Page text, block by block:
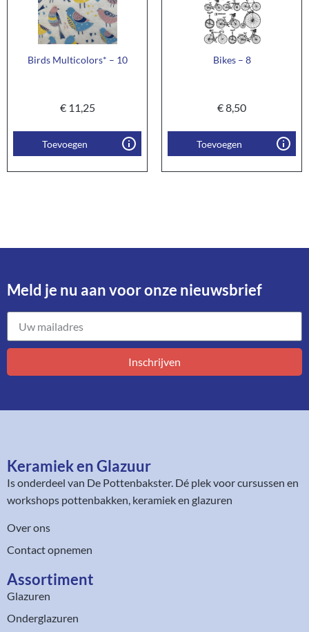
Birds Multicolors* – 10
€11,25
Toevoegen
Bikes – 8
€8,50
Toevoegen
Meld je nu aan voor onze nieuwsbrief​
Inschrijven
Keramiek en Glazuur​
Is onderdeel van De Pottenbakster. Dé plek voor cursussen en
workshops pottenbakken, keramiek en glazuren
Over ons
Contact opnemen
Assortiment​
Glazuren
Onderglazuren